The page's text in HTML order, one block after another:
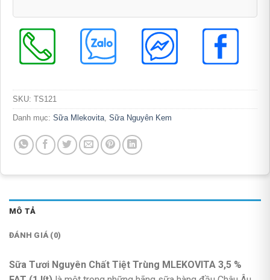
SKU: TS121
Danh mục: Sữa Mlekovita, Sữa Nguyên Kem
MÔ TẢ
ĐÁNH GIÁ (0)
Sữa Tươi Nguyên Chất Tiệt Trùng MLEKOVITA 3,5 %